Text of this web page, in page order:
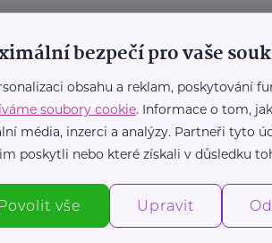
bezpečí pro vaše
obsahu a reklam, poskytování
soubory cookie. Informace o tom,
média, inzerci a analýzy. Partneři tyto
poskytli nebo které získali v důsledku
Povolit vše Upravit